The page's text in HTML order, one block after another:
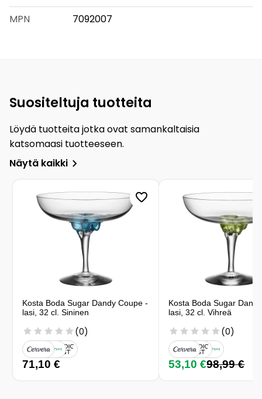
MPN
7092007
Suositeltuja tuotteita
Löydä tuotteita jotka ovat samankaltaisia
katsomaasi tuotteeseen.
Näytä kaikki
Kosta Boda Sugar Dandy Coupe -
lasi, 32 cl. Sininen
(0)
71,10 €
Kosta Boda Sugar
lasi, 32 cl. Vihreä
(0)
53,10 €98,99 €